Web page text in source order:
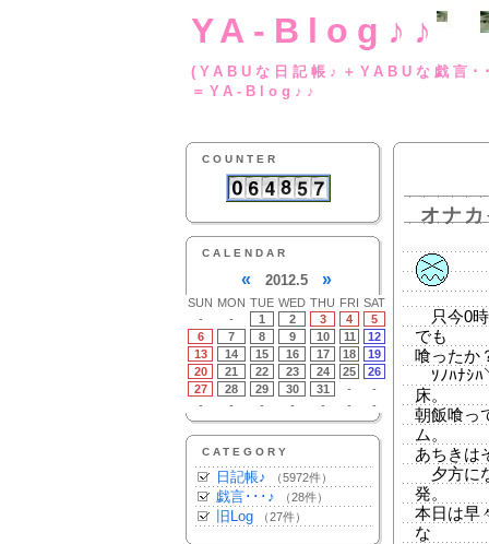
YA-Blog♪♪
(YABUな日記帳♪
＝YA-Blog♪♪
COUNTER
CALENDAR
« 2012.5 »
SUN MON TUE WED THU FRI SAT
-
- 1 2 3 4
5
6
7 8 9 10 11
12
13
14 15 16 17 18
19
20
21 22 23 24 25
26
27
28 29 30 31 -
-
-
- - - - - -
CATEGORY
日記帳♪ （5972件）
戯言･･･♪ （28件）
旧Log （27件）
オナ
只今0時
でも
喰ったか
ｿﾉﾊﾅｼﾊ
床。
朝飯喰っ
ム。
あちきは
夕方に
発。
本日は早
な